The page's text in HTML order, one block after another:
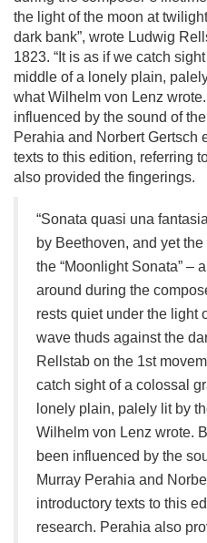
the light of the moon at
dark bank”, wrote Ludwig
1823. “It is as if we catch
middle of a lonely plain,
what Wilhelm von Lenz
influenced by the sound of
Perahia and Norbert Gertsch
texts to this edition, referring
also provided the fingerings.
“Sonata quasi una
by Beethoven, and yet
the “Moonlight Sonata” –
around during the
rests quiet under the light
wave thuds against the
Rellstab on the 1st
catch sight of a colossal
lonely plain, palely lit by
Wilhelm von Lenz wrote.
been influenced by the
Murray Perahia and
introductory texts to this
research. Perahia also